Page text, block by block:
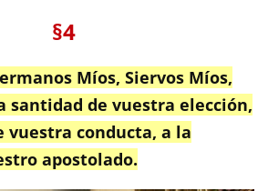
§4
Míos, Siervos Míos,
santidad de vuestra elección,
vuestra conducta, a la
apostolado.